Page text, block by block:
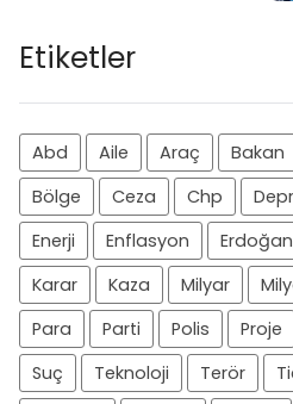
Etiketler
Abd Aile Araç Bakan
Bölge
Ceza Chp
Enerji
Enflasyon Erdoğan
Karar
Kaza Milyar
Para
Parti Polis Proje
Suç
Teknoloji Terör